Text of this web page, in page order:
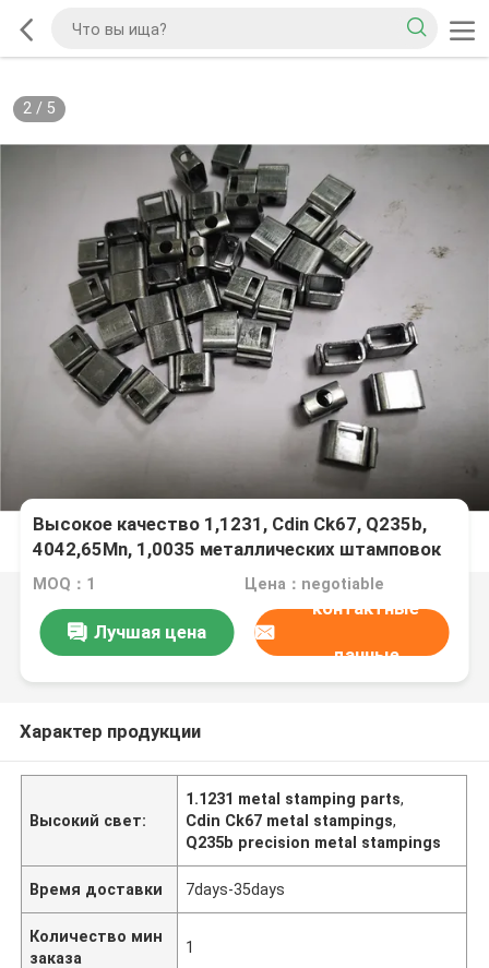
2/ 5
Высокое качество 1,1231, Cdin Ck67, Q235b,
4042,65Mn, 1,0035 металлических штамповок
MOQ：1 Цена：negotiable
Лучшая цена
контактные
данные
Характер продукции
Высокий свет:
1.1231 metal stamping parts,
Cdin Ck67 metal stampings,
Q235b precision metal stampings
Время доставки 7days-35days
Количество мин
заказа
1